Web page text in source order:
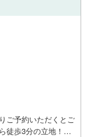
ご予約いただくとご
徒歩3分の立地！青